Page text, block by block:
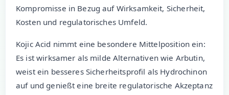
Kompromisse in Bezug auf Wirksamkeit, Sicherheit,
Kosten und regulatorisches Umfeld.
Kojic Acid nimmt eine besondere Mittelposition ein:
Es ist wirksamer als milde Alternativen wie Arbutin,
weist ein besseres Sicherheitsprofil als Hydrochinon
auf und genießt eine breite regulatorische Akzeptanz